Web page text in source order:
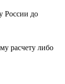
России до
расчету либо